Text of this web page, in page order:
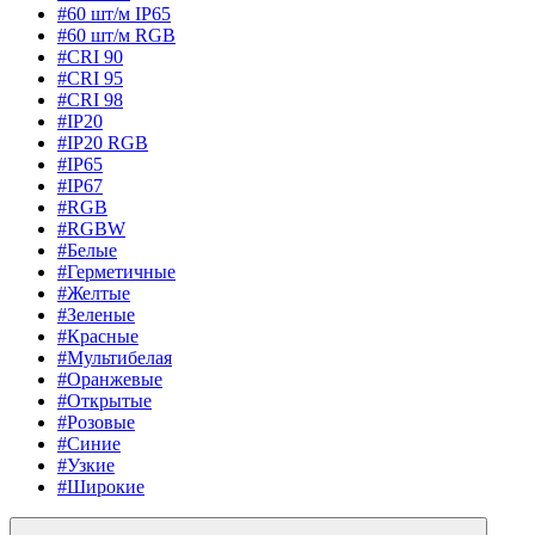
#60 шт/м IP65
#60 шт/м RGB
#CRI 90
#CRI 95
#CRI 98
#IP20
#IP20 RGB
#IP65
#IP67
#RGB
#RGBW
#Белые
#Герметичные
#Желтые
#Зеленые
#Красные
#Мультибелая
#Оранжевые
#Открытые
#Розовые
#Синие
#Узкие
#Широкие